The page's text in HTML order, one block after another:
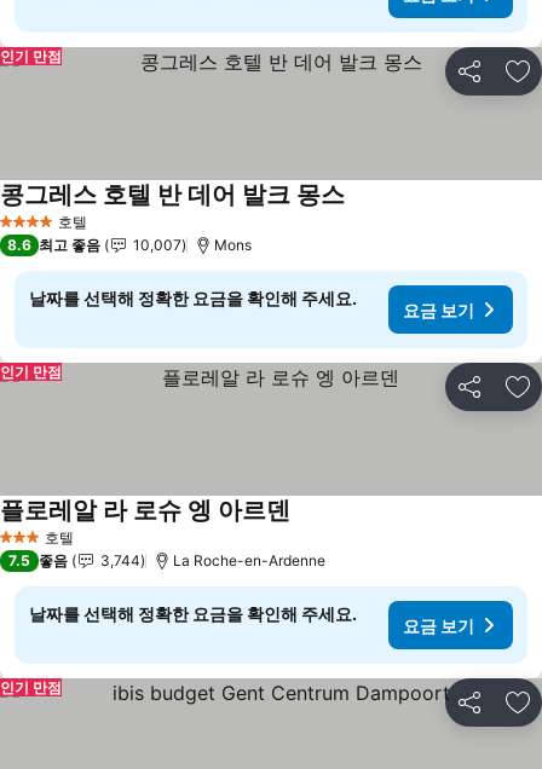
공유 즐
인기 만점
4 성급 호텔
콩그레스 호텔 반 데어 발크 몽스요금 보기
8.6 최고 좋음 10,007 Mons
날짜를 선택해 정확한 요금을 확인해 주세요.
요금 보기
공유 즐
인기 만점
3 성급 호텔
플로레알 라 로슈 엥 아르덴
7.5 좋음 3,744 La Roche-en-Ardenne
날짜를 선택해 정확한 요금을 확인해 주세요.
요금 보기
공유 즐
인기 만점